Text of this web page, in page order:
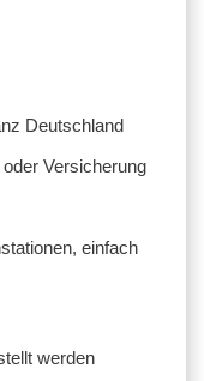
Deutschland
Versicherung
einfach
werden